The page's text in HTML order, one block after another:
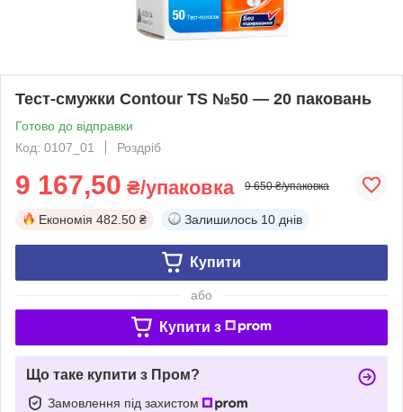
Тест-смужки Contour TS №50 — 20 паковань
Готово до відправки
Код: 0107_01
Роздріб
9 167,50 ₴/упаковка 9 650 ₴/упаковка
Економія 482.50 ₴ Залишилось 10 днів
Купити
або
Купити з
Що таке купити з Пром?
Замовлення під захистом